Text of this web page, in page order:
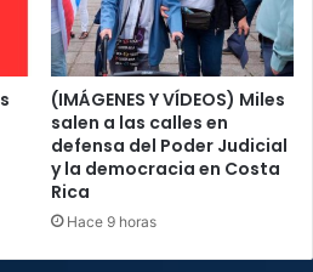
(IMÁGENES Y VÍDEOS) Miles
salen a las calles en
defensa del Poder Judicial
y la democracia en Costa
Rica
Hace 9 horas